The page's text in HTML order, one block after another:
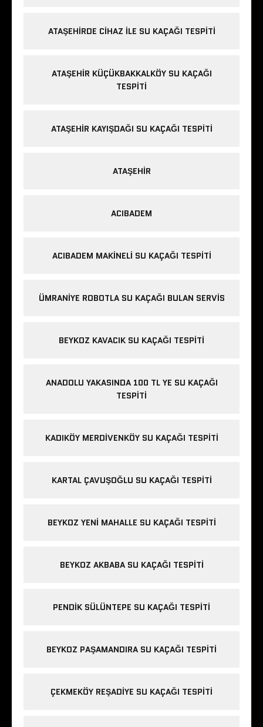
ATAŞEHIRDE CIHAZ ILE SU KAÇAĞI TESPITI
ATAŞEHIR KÜÇÜKBAKKALKÖY SU KAÇAĞI
TESPITI
ATAŞEHIR KAYIŞDAĞI SU KAÇAĞI TESPITI
ATAŞEHIR
ACIBADEM
ACIBADEM MAKINELI SU KAÇAĞI TESPITI
ÜMRANIYE ROBOTLA SU KAÇAĞI BULAN SERVIS
BEYKOZ KAVACIK SU KAÇAĞI TESPITI
ANADOLU YAKASINDA 100 TL YE SU KAÇAĞI
TESPITI
KADIKÖY MERDIVENKÖY SU KAÇAĞI TESPITI
KARTAL ÇAVUŞOĞLU SU KAÇAĞI TESPITI
BEYKOZ YENI MAHALLE SU KAÇAĞI TESPITI
BEYKOZ AKBABA SU KAÇAĞI TESPITI
PENDIK SÜLÜNTEPE SU KAÇAĞI TESPITI
BEYKOZ PAŞAMANDIRA SU KAÇAĞI TESPITI
ÇEKMEKÖY REŞADIYE SU KAÇAĞI TESPITI